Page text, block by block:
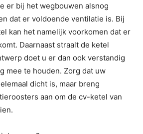
er bij het wegbouwen alsnog
dat er voldoende ventilatie is. Bij
kan het namelijk voorkomen dat er
Daarnaast straalt de ketel
doet u er dan ook verstandig
mee te houden. Zorg dat uw
dicht is, maar breng
aan om de cv-ketel van